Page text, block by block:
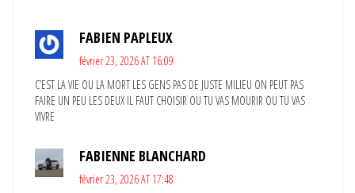
FABIEN PAPLEUX
février 23, 2026 AT 16:09
C’EST LA VIE OU LA MORT LES GENS PAS DE JUSTE MILIEU ON PEUT PAS
FAIRE UN PEU LES DEUX IL FAUT CHOISIR OU TU VAS MOURIR OU TU VAS
VIVRE
FABIENNE BLANCHARD
février 23, 2026 AT 17:48